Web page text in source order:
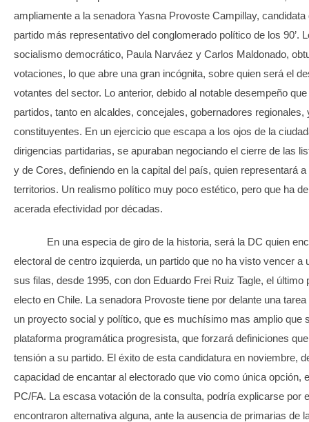
ampliamente a la senadora Yasna Provoste Campillay, candidata
partido más representativo del conglomerado político de los 90’.
socialismo democrático, Paula Narváez y Carlos Maldonado,
votaciones, lo que abre una gran incógnita, sobre quien será el
votantes del sector. Lo anterior, debido al notable desempeño
partidos, tanto en alcaldes, concejales, gobernadores
constituyentes. En un ejercicio que escapa a los ojos de la
dirigencias partidarias, se apuraban negociando el cierre de las
y de Cores, definiendo en la capital del país, quien representará
territorios. Un realismo político muy poco estético, pero que ha
acerada efectividad por décadas.
En una especia de giro de la historia, será la DC quien
electoral de centro izquierda, un partido que no ha visto vencer a
sus filas, desde 1995, con don Eduardo Frei Ruiz Tagle, el último
electo en Chile. La senadora Provoste tiene por delante una
un proyecto social y político, que es muchísimo mas amplio que
plataforma programática progresista, que forzará definiciones
tensión a su partido. El éxito de esta candidatura en noviembre,
capacidad de encantar al electorado que vio como única opción,
PC/FA. La escasa votación de la consulta, podría explicarse por
encontraron alternativa alguna, ante la ausencia de primarias de